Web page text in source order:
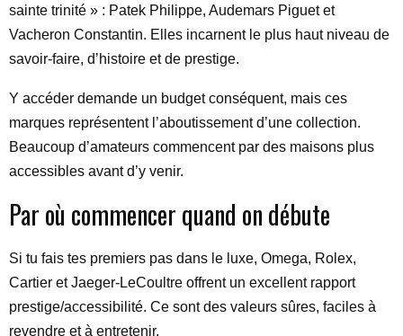
sainte trinité » : Patek Philippe, Audemars Piguet et
Vacheron Constantin. Elles incarnent le plus haut niveau de
savoir-faire, d’histoire et de prestige.
Y accéder demande un budget conséquent, mais ces
marques représentent l’aboutissement d’une collection.
Beaucoup d’amateurs commencent par des maisons plus
accessibles avant d’y venir.
Par où commencer quand on débute
Si tu fais tes premiers pas dans le luxe, Omega, Rolex,
Cartier et Jaeger-LeCoultre offrent un excellent rapport
prestige/accessibilité. Ce sont des valeurs sûres, faciles à
revendre et à entretenir.